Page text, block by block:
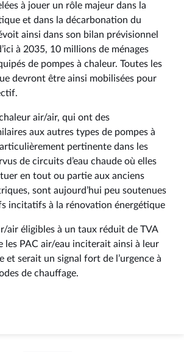
à jouer un rôle majeur dans la
et dans la décarbonation du
ainsi dans son bilan prévisionnel
à 2035, 10 millions de ménages
de pompes à chaleur. Toutes les
devront être ainsi mobilisées pour
air/air, qui ont des
aux autres types de pompes à
pertinente dans les
de circuits d’eau chaude où elles
en tout ou partie aux anciens
sont aujourd’hui peu soutenues
incitatifs à la rénovation énergétique
air éligibles à un taux réduit de TVA
les PAC air/eau inciterait ainsi à leur
et serait un signal fort de l’urgence à
de chauffage.